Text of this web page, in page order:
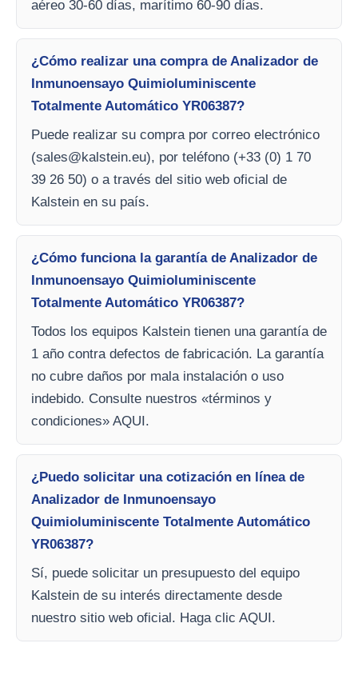
aéreo 30-60 días, marítimo 60-90 días.
¿Cómo realizar una compra de Analizador de
Inmunoensayo Quimioluminiscente
Totalmente Automático YR06387?
Puede realizar su compra por correo electrónico
(sales@kalstein.eu), por teléfono (+33 (0) 1 70
39 26 50) o a través del sitio web oficial de
Kalstein en su país.
¿Cómo funciona la garantía de Analizador de
Inmunoensayo Quimioluminiscente
Totalmente Automático YR06387?
Todos los equipos Kalstein tienen una garantía de
1 año contra defectos de fabricación. La garantía
no cubre daños por mala instalación o uso
indebido. Consulte nuestros «términos y
condiciones» AQUI.
¿Puedo solicitar una cotización en línea de
Analizador de Inmunoensayo
Quimioluminiscente Totalmente Automático
YR06387?
Sí, puede solicitar un presupuesto del equipo
Kalstein de su interés directamente desde
nuestro sitio web oficial. Haga clic AQUI.